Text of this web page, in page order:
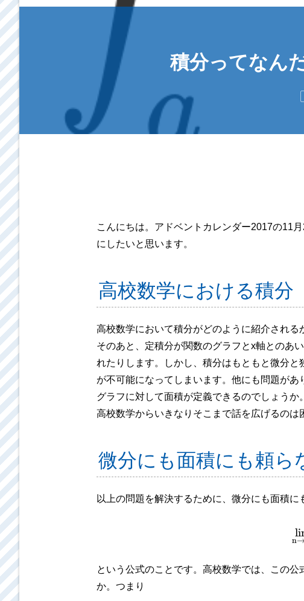
積分ってなん
こんにちは。アドベントカレンダー2017の11
にしたいと思います。
高校数学における積分
高校数学において積分がどのように紹介される
そのあと、定積分が関数のグラフとx軸とのあ
れたりします。しかし、積分はもともと微分
が不可能になってしまいます。他にも問題が
グラフに対して面積が定義できるのでしょうか
高校数学からいきなりそこまで話を広げるのは
微分にも面積にも頼ら
以上の問題を解決するために、微分にも面積
n→
という公式のことです。高校数学では、この
か。つまり